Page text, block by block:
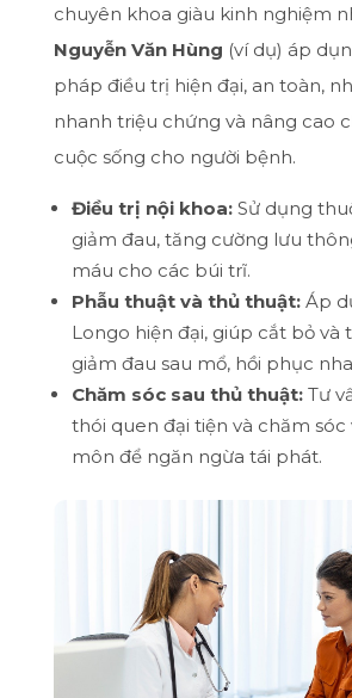
chuyên khoa giàu kinh nghiệm
Nguyễn Văn Hùng (ví dụ) áp
pháp điều trị hiện đại, an toàn,
nhanh triệu chứng và nâng cao
cuộc sống cho người bệnh.
Điều trị nội khoa:Sử dụng
giảm đau, tăng cường lưu
máu cho các búi trĩ.
Phẫu thuật và thủ thuật:Áp
Longo hiện đại, giúp cắt bỏ và
giảm đau sau mổ, hồi phục
Chăm sóc sau thủ thuật:Tư
thói quen đại tiện và chăm sóc
môn để ngăn ngừa tái phát.